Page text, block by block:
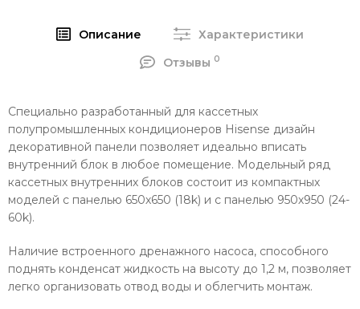
Описание
Характеристики
Отзывы 0
Специально разработанный для кассетных
полупромышленных кондиционеров Hisense дизайн
декоративной панели позволяет идеально вписать
внутренний блок в любое помещение. Модельный ряд
кассетных внутренних блоков состоит из компактных
моделей с панелью 650х650 (18k) и с панелью 950х950 (24-
60k).
Наличие встроенного дренажного насоса, способного
поднять конденсат жидкость на высоту до 1,2 м, позволяет
легко организовать отвод воды и облегчить монтаж.